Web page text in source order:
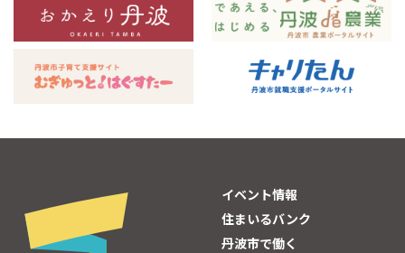
イベント情報
住まいるバンク
丹波市で働く